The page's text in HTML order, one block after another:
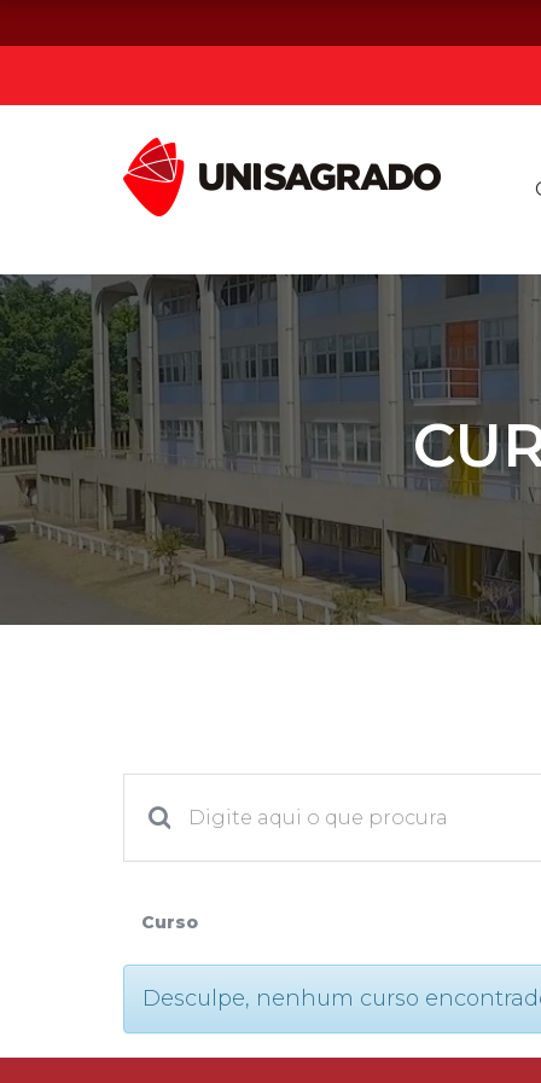
Graduação
Pós-graduação e MBA
Curta Duração
Vestibular
2ª Graduação
Reingresso
Curso
Desculpe, nenhum curso